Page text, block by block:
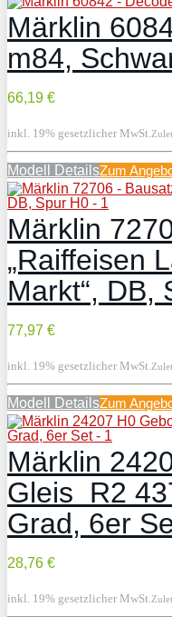
Märklin
m84,
66,19 €
inkl. 19% gesetzlicher MwSt.
Modell DetailsZum
Märklin
„Raiffeisen
Markt“, DB,
77,97 €
inkl. 19% gesetzlicher MwSt.
Modell DetailsZum
Märklin
Gleis R2
Grad, 6er
28,76 €
inkl. 19% gesetzlicher MwSt.